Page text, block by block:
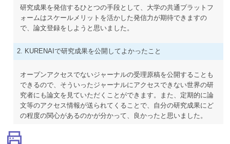
研究成果を発信するひとつの手段として、大学の共通プラットフ
ォームはスケールメリットを活かした発信力が期待できますの
で、論文登録をしようと思いました。
2. KURENAIで研究成果を公開してよかったこと
オープンアクセスでないジャーナルの受理原稿を公開することも
できるので、そういったジャーナルにアクセスできない世界の研
究者にも論文を見ていただくことができます。また、定期的に論
文等のアクセス情報が送られてくることで、自分の研究成果にど
の程度の関心があるのかが分かって、良かったと思いました。